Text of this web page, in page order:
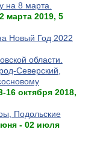
на 8 марта.
марта 2019, 5
Новый Год 2022
области.
Северский,
16 октября 2018,
Подольские
- 02 июля